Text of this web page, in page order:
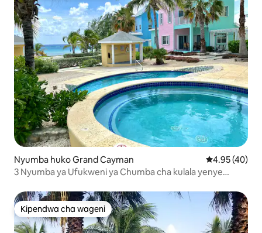
Nyumba huko Grand Cayman Ukadiriaji wa
4.95 (40)
3 Nyumba ya Ufukweni ya Chumba cha kulala yenye
Kipendwa cha wageni
Kipendwa cha wageni